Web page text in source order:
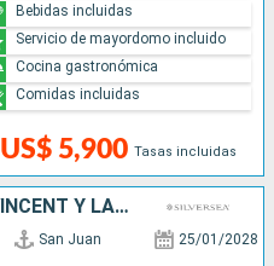
US$ 5,900 Tasas incluidas
Bebidas incluidas
Servicio de mayordomo incluido
Cocina gastronómica
Comidas incluidas
FRANCIA, DOMINICA, SAN VINCENT Y LAS GRANADINAS, GRENADA, ANTIGUA Y BARBUDA, PUERTO RICO
San Juan 25/01/2028